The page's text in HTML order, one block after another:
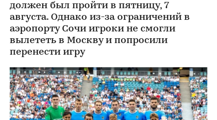
должен был пройти в пятницу, 7
августа. Однако из-за ограничений в
аэропорту Сочи игроки не смогли
вылететь в Москву и попросили
перенести игру